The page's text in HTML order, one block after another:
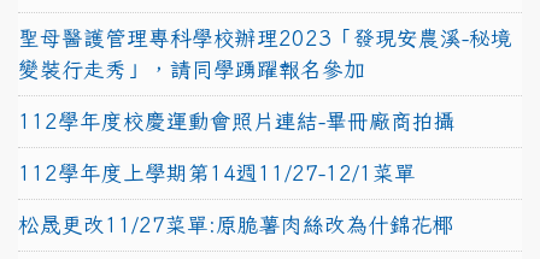
聖母醫護管理專科學校辦理2023「發現安農溪-秘境
變裝行走秀」，請同學踴躍報名參加
112學年度校慶運動會照片連結-畢冊廠商拍攝
112學年度上學期第14週11/27-12/1菜單
松晟更改11/27菜單:原脆薯肉絲改為什錦花椰